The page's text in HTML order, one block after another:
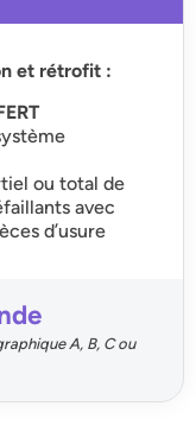
et rétrofit :
ou total de
avec
d’usure
A, B, C ou